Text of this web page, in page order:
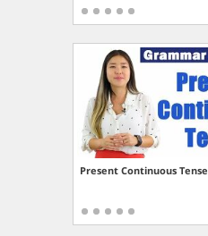
Present Continuous Tense